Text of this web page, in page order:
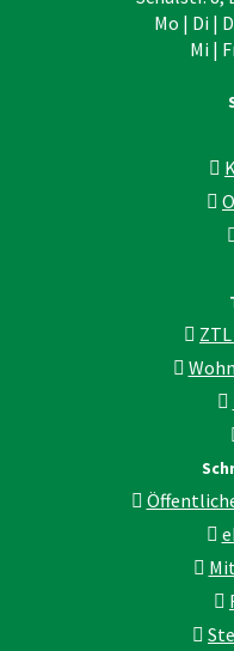
Mo | Di |
Mi |